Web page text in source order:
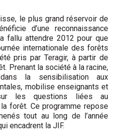
le plus grand réservoir de
d’une reconnaissance
fallu attendre 2012 pour que
internationale des forêts
pris par Teragir, à partir de
Prenant la société à la racine,
dans la sensibilisation aux
mobilise enseignants et
les questions liées au
forêt. Ce programme repose
tout au long de l’année
encadrent la JIF.